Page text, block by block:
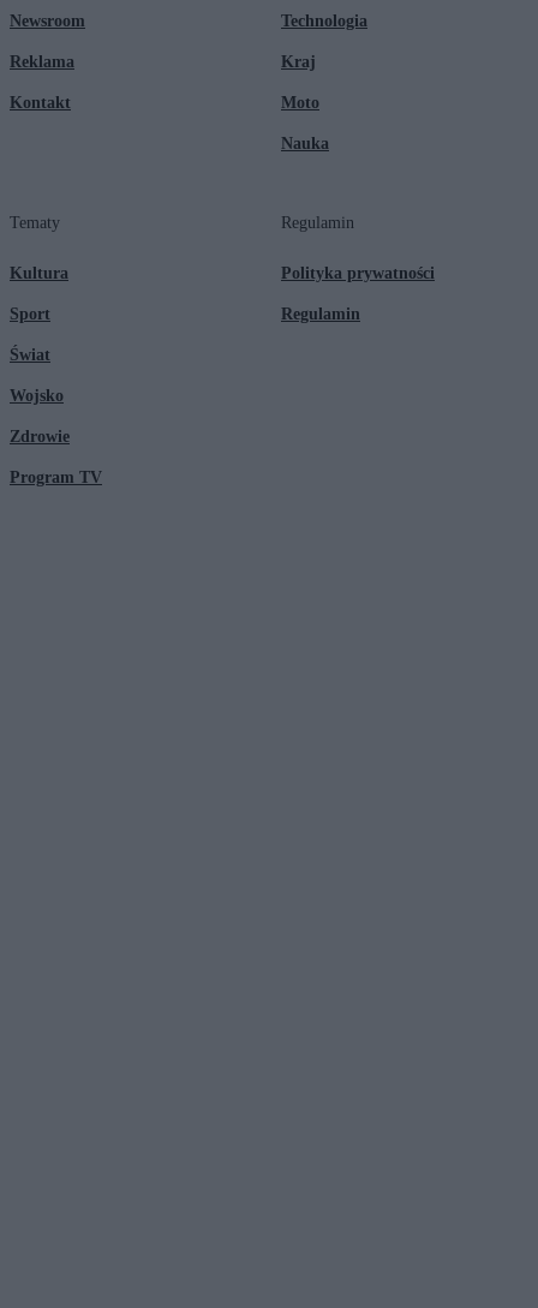
Newsroom
Reklama
Kontakt
Technologia
Kraj
Moto
Nauka
Tematy
Kultura
Sport
Świat
Wojsko
Zdrowie
Program TV
Regulamin
Polityka prywatności
Regulamin